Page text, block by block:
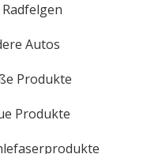
Autos
Produkte
Produkte